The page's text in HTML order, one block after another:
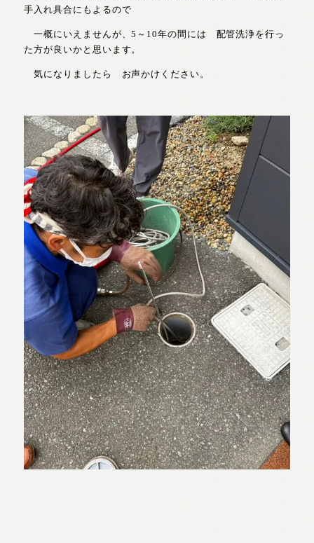
手入れ具合にもよるので
一概にいえませんが、5～10年の間には 配管洗浄を行っ
た方が良いかと思います。
気になりましたら お声かけください。